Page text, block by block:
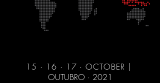
15 · 16 · 17 · OCTOBER |
OUTUBRO · 2021